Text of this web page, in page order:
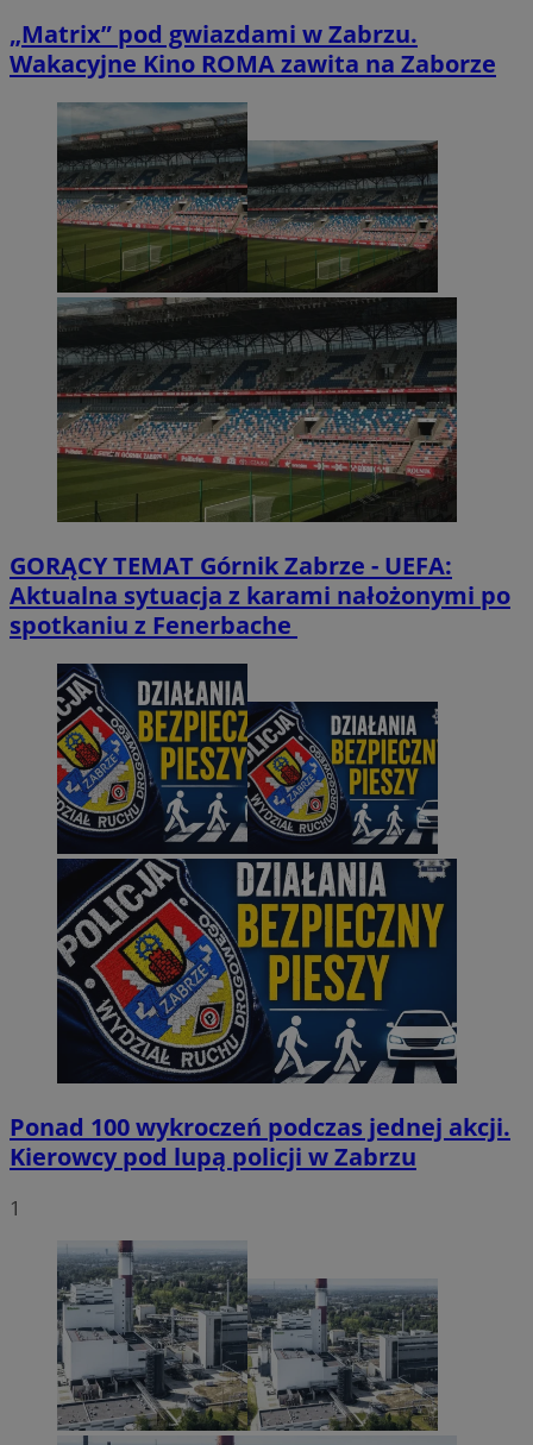
„Matrix” pod gwiazdami w Zabrzu.
Wakacyjne Kino ROMA zawita na Zaborze
GORĄCY TEMAT Górnik Zabrze - UEFA:
Aktualna sytuacja z karami nałożonymi po
spotkaniu z Fenerbache
Ponad 100 wykroczeń podczas jednej akcji.
Kierowcy pod lupą policji w Zabrzu
1